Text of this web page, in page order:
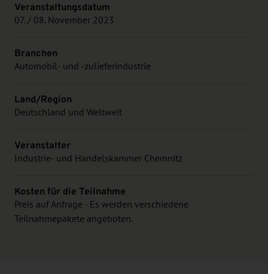
Veranstaltungsdatum
07. / 08. November 2023
Branchen
Automobil- und -zulieferindustrie
Land/Region
Deutschland und Weltweit
Veranstalter
Industrie- und Handelskammer Chemnitz
Kosten für die Teilnahme
Preis auf Anfrage - Es werden verschiedene
Teilnahmepakete angeboten.